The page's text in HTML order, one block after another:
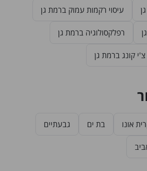
עיסוי רקמות עמוק ברמת גן
רפלקסולוגיה ברמת גן
צ'י קונג ברמת גן
אונו בת ים גבעתיים